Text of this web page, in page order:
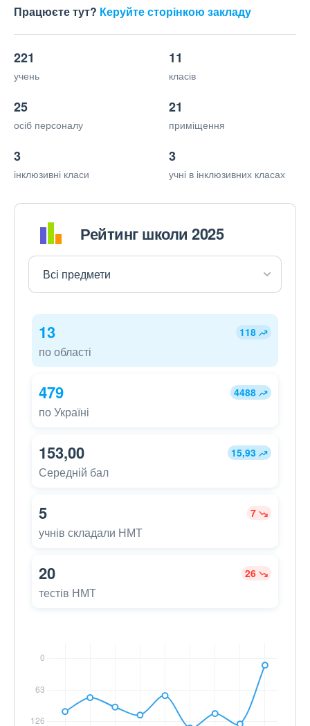
Працюєте тут? Керуйте сторінкою закладу
221
учень
11
класів
25
осіб персоналу
21
приміщення
3
інклюзивні класи
3
учні в інклюзивних класах
Рейтинг школи 2025
13 118
по області
479 4488
по Україні
153,00 15,93
Середній бал
5 7
учнів складали НМТ
20 26
тестів НМТ